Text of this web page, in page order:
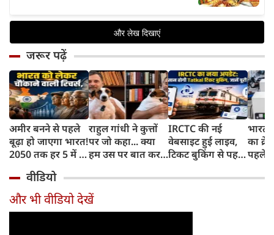
जरूर पढ़ें
अमीर बनने से पहले
बूढ़ा हो जाएगा भारत!
2050 तक हर 5 में 1
साल से ज्यादा उम्र का
राहुल गांधी ने कुत्तों
पर जो कहा... क्या
हम उस पर बात कर
IRCTC की नई
वेबसाइट हुई लाइव,
टिकट बुकिंग से पहले
काम, जानें पूरा
भारत
का
पहले
और
वीडियो
और भी वीडियो देखें